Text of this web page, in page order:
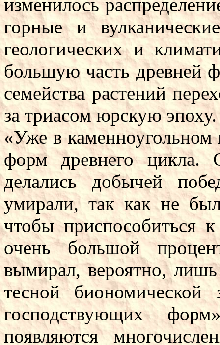
изменилось
горные и
геологических и
большую часть древней
семейства растений
за триасом юрскую эпоху.
«Уже в каменноугольном
форм древнего цикла.
делались добычей
умирали, так как не
чтобы приспособиться
очень большой
вымирал, вероятно,
тесной
господствующих
появляются